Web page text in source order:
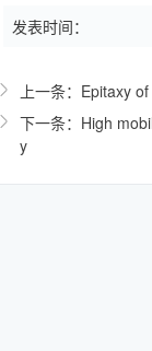
发表时间：
上一条：Epitaxy
下一条：High
y